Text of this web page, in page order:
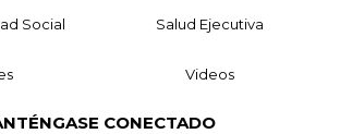
Social Salud Ejecutiva
Videos
CONECTADO